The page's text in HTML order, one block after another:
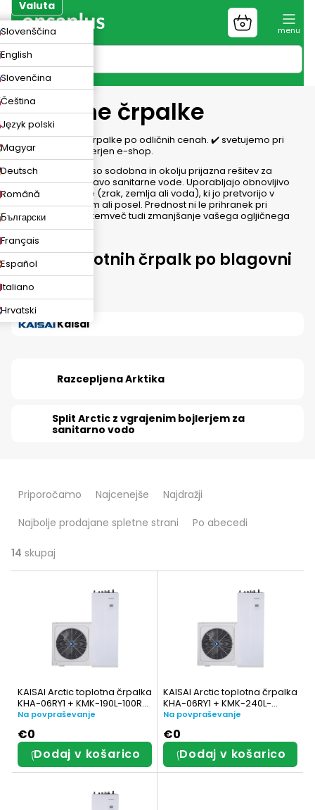
Preskoči
na
vsebino
Valuta
Slovenščina
English
Slovenčina
Čeština
Język polski
Magyar
Deutsch
Română
Български
Français
Español
Italiano
Hrvatski
Nakupovalni
voziček
Toplotne črpalke
Imamo toplotne črpalke po odličnih cenah. ✔️ svetujemo pri
izbiri, ✔️ smo preverjen e-shop.
Toplotne črpalke so sodobna in okolju prijazna rešitev za
ogrevanje in pripravo sanitarne vode. Uporabljajo obnovljivo
energijo iz okolice (zrak, zemlja ali voda), ki jo pretvorijo v
toploto za vaš dom ali posel. Prednost ni le prihranek pri
stroških energije, temveč tudi zmanjšanje vašega ogljičnega
odtisa.
Izbira toplotnih črpalk po blagovni
znamki
Kaisai
Razcepljena Arktika
Split Arctic z vgrajenim bojlerjem za
sanitarno vodo
z
v
n
e
Priporočamo Najcenejše
Najdražji
Najbolje prodajane spletne strani
Po abecedi
14 skupaj
a
m
z
KAISAI Arctic toplotna črpalka
KHA-06RY1 + KMK-190L-100RY1
z integriranim DHW tankom
Na povpraševanje
€0
Dodaj v košarico
KAISAI Arctic toplotna črpalka
KHA-06RY1 + KMK-240L-
100RY3 z integriranim
toplo vodo
Na povpraševanje
€0
Dodaj v košarico